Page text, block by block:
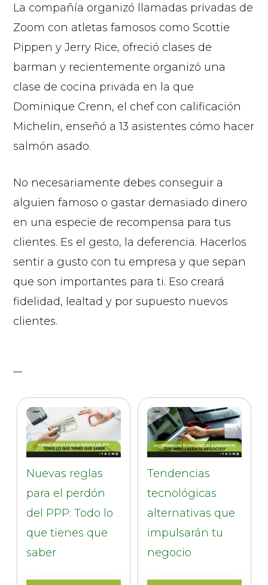
La compañía organizó llamadas privadas de
Zoom con atletas famosos como Scottie
Pippen y Jerry Rice, ofreció clases de
barman y recientemente organizó una
clase de cocina privada en la que
Dominique Crenn, el chef con calificación
Michelin, enseñó a 13 asistentes cómo hacer
salmón asado.
No necesariamente debes conseguir a
alguien famoso o gastar demasiado dinero
en una especie de recompensa para tus
clientes. Es el gesto, la deferencia. Hacerlos
sentir a gusto con tu empresa y que sepan
que son importantes para ti. Eso creará
fidelidad, lealtad y por supuesto nuevos
clientes.
Nuevas reglas
para el perdón
del PPP: Todo lo
que tienes que
saber
Tendencias
tecnológicas
alternativas que
impulsarán tu
negocio